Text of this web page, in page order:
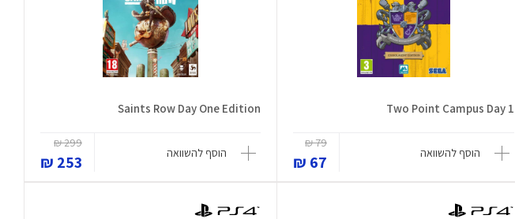
Two Point Campus Day 1
הוסף להשוואה
79 ₪
67 ₪
Saints Row Day One Edition
הוסף להשוואה
299 ₪
253 ₪